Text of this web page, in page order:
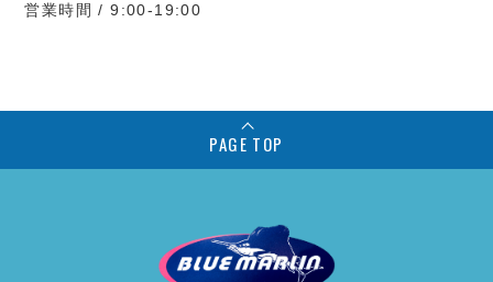
営業時間 / 9:00-19:00
PAGE TOP